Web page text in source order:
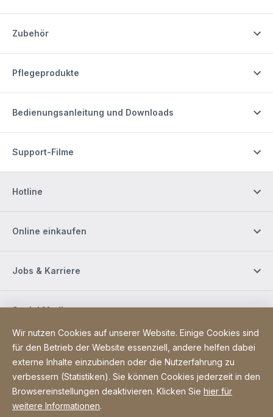
Zubehör
Pflegeprodukte
Bedienungsanleitung und Downloads
Support-Filme
Hotline
Online einkaufen
Jobs & Karriere
Social Media
Newsletter bestellen
Site Web
[Website information]
Sitemap
Wir nutzen Cookies auf unserer Website. Einige Cookies sind
für den Betrieb der Website essenziell, andere helfen dabei
externe Inhalte einzubinden oder die Nutzerfahrung zu
verbessern (Statistiken). Sie können Cookies jederzeit in den
Browsereinstellungen deaktivieren. Klicken Sie hier für
weitere Informationen.